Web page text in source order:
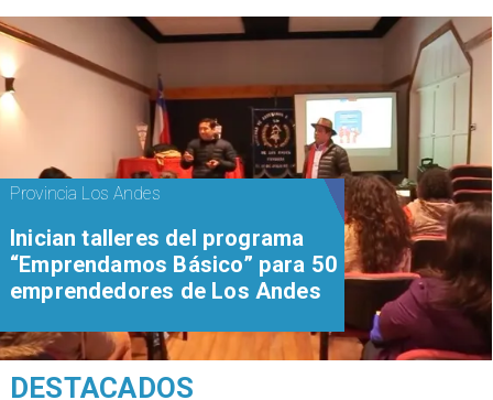
Provincia Los Andes
Inician talleres del programa
“Emprendamos Básico” para 50
emprendedores de Los Andes
DESTACADOS